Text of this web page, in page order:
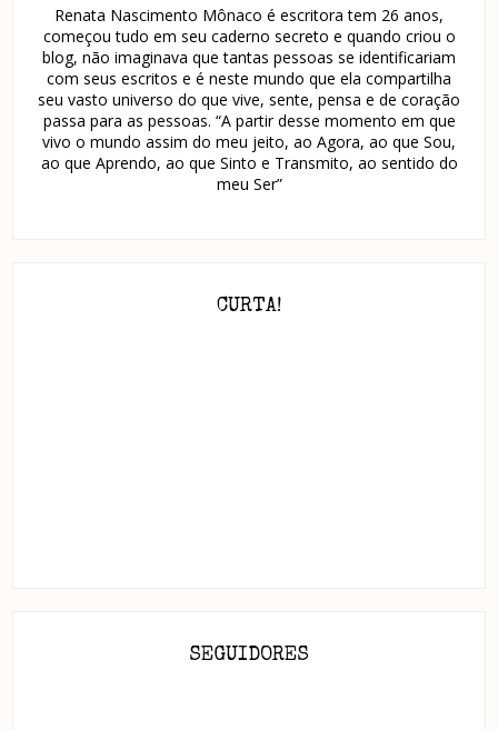
Renata Nascimento Mônaco é escritora tem 26 anos,
começou tudo em seu caderno secreto e quando criou o
blog, não imaginava que tantas pessoas se identificariam
com seus escritos e é neste mundo que ela compartilha
seu vasto universo do que vive, sente, pensa e de coração
passa para as pessoas. “A partir desse momento em que
vivo o mundo assim do meu jeito, ao Agora, ao que Sou,
ao que Aprendo, ao que Sinto e Transmito, ao sentido do
meu Ser”
CURTA!
SEGUIDORES